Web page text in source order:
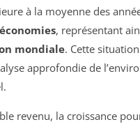
à la moyenne des
, représentant
mondiale. Cette
approfondie de
revenu, la croissance